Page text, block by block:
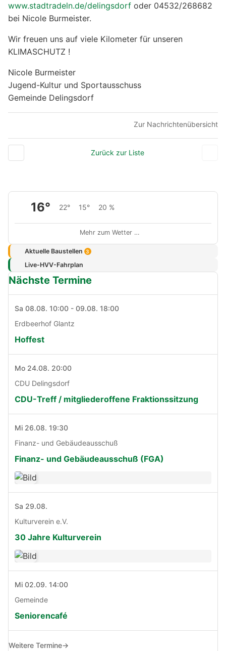
www.stadtradeln.de/delingsdorf oder 04532/268682
bei Nicole Burmeister.
Wir freuen uns auf viele Kilometer für unseren
KLIMASCHUTZ !
Nicole Burmeister
Jugend-Kultur und Sportausschuss
Gemeinde Delingsdorf
Zur Nachrichtenübersicht
Zurück zur Liste
16° 22° 15° 20 %
Mehr zum Wetter …
Aktuelle Baustellen 3
Live-HVV-Fahrplan
Nächste Termine
Sa 08.08. 10:00 - 09.08. 18:00
Erdbeerhof Glantz
Hoffest
Mo 24.08. 20:00
CDU Delingsdorf
CDU-Treff / mitgliederoffene Fraktionssitzung
Mi 26.08. 19:30
Finanz- und Gebäudeausschuß
Finanz- und Gebäudeausschuß (FGA)
Sa 29.08.
Kulturverein e.V.
30 Jahre Kulturverein
Mi 02.09. 14:00
Gemeinde
Seniorencafé
Weitere Termine→